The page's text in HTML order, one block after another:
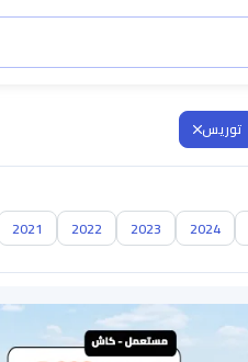
توريس
2024
2023
2022
2021